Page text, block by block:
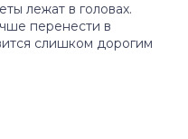
лежат в головах.
перенести в
слишком дорогим